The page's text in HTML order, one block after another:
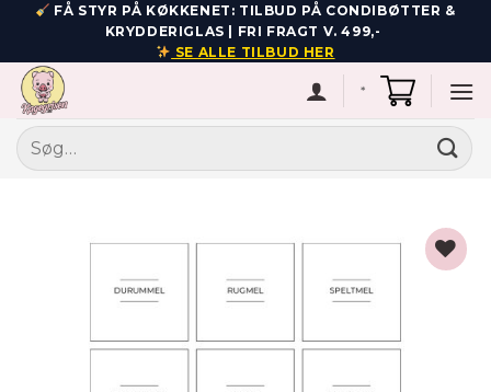
Fortsæt
indhold
FÅ STYR PÅ KØKKENET: TILBUD PÅ CONDIBØTTER &
KRYDDERIGLAS | FRI FRAGT V. 499,-
SE ALLE TILBUD HER
*
Søg
efter: